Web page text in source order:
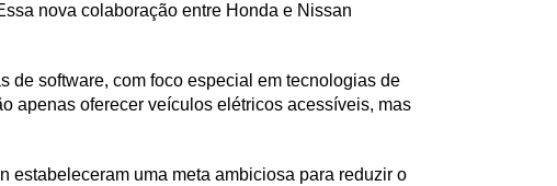
nova colaboração entre Honda e Nissan
de software, com foco especial em tecnologias de
apenas oferecer veículos elétricos acessíveis, mas
estabeleceram uma meta ambiciosa para reduzir o